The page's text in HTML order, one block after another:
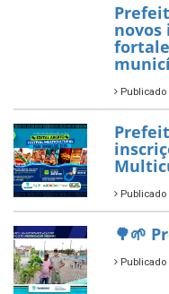
novos
🌳🌱